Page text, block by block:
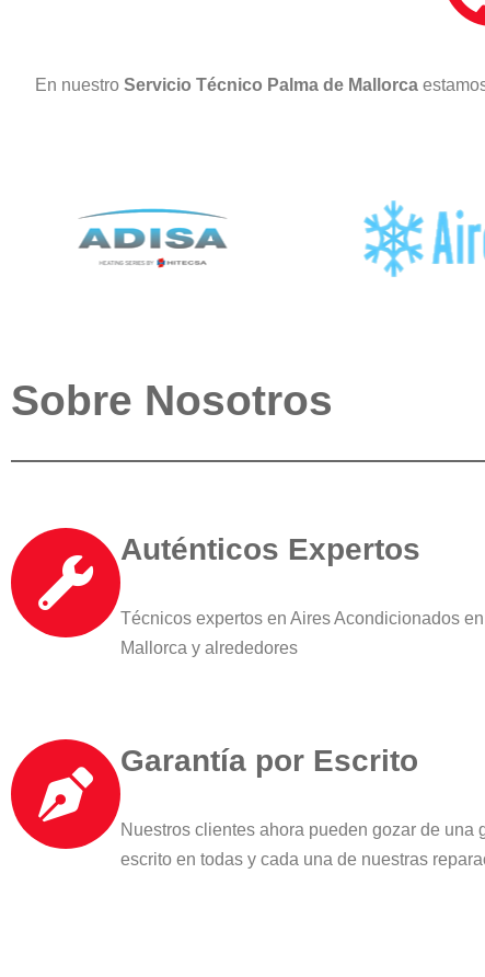
En nuestro Servicio Técnico Palma de Mallorca
Sobre Nosotros
Auténticos Expertos
Técnicos expertos en Aires Acondicionados
Mallorca y alrededores
Garantía por Escrito
Nuestros clientes ahora pueden gozar de una
escrito en todas y cada una de nuestras